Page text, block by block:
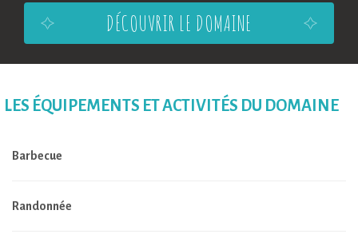
DÉCOUVRIR LE DOMAINE
LES ÉQUIPEMENTS ET ACTIVITÉS DU DOMAINE
Barbecue
Randonnée